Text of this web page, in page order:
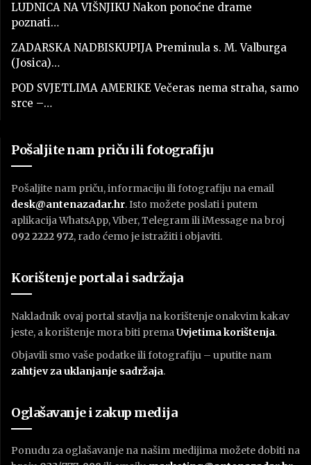
LUDNICA NA VIŠNJIKU Nakon ponoćne drame
poznati…
ZADARSKA NADBISKUPIJA Preminula s. M. Valburga
(Josica)…
POD SVJETLIMA AMERIKE Večeras nema straha, samo
srce –…
Pošaljite nam priču ili fotografiju
Pošaljite nam priču, informaciju ili fotografiju na email
desk@antenazadar.hr. Isto možete poslati i putem
aplikacija WhatsApp, Viber, Telegram ili iMessage na broj
092 2222 972, rado ćemo je istražiti i objaviti.
Korištenje portala i sadržaja
Nakladnik ovaj portal stavlja na korištenje onakvim kakav
jeste, a korištenje mora biti premaUvjetima korištenja.
Objavili smo vaše podatke ili fotografiju – uputite nam
zahtjev za uklanjanje sadržaja.
Oglašavanje i zakup medija
Ponudu za oglašavanje na našim medijima možete dobiti na